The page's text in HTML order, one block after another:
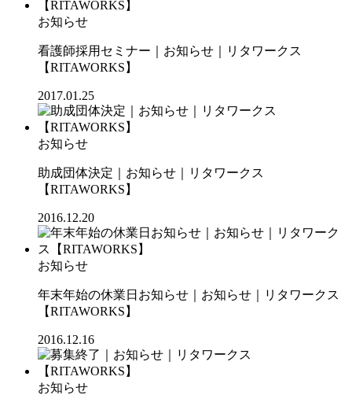
お知らせ
看護師採用セミナー｜お知らせ｜リタワークス
【RITAWORKS】
2017.01.25
お知らせ
助成団体決定｜お知らせ｜リタワークス
【RITAWORKS】
2016.12.20
お知らせ
年末年始の休業日お知らせ｜お知らせ｜リタワークス
【RITAWORKS】
2016.12.16
お知らせ